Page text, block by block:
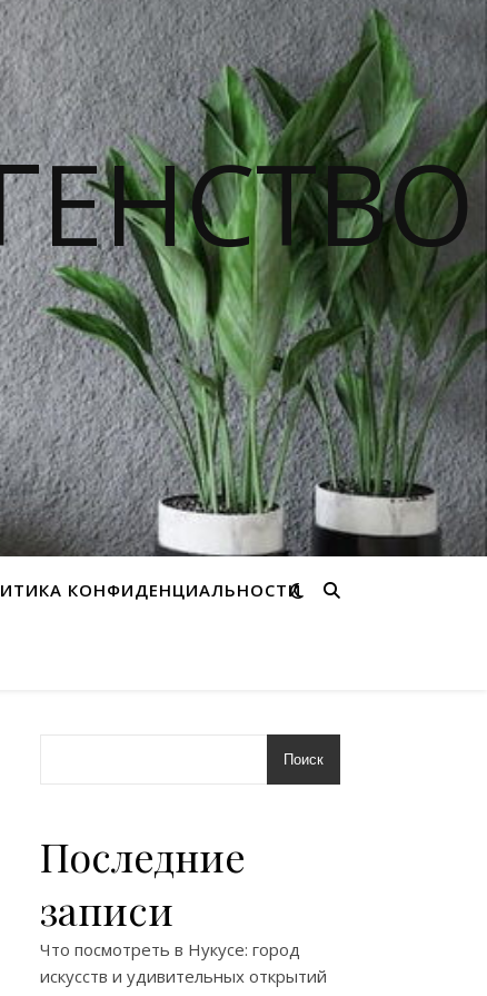
КОНФИДЕНЦИАЛЬНОСТИ
Поиск
Последние
записи
Что посмотреть в Нукусе: город
искусств и удивительных открытий